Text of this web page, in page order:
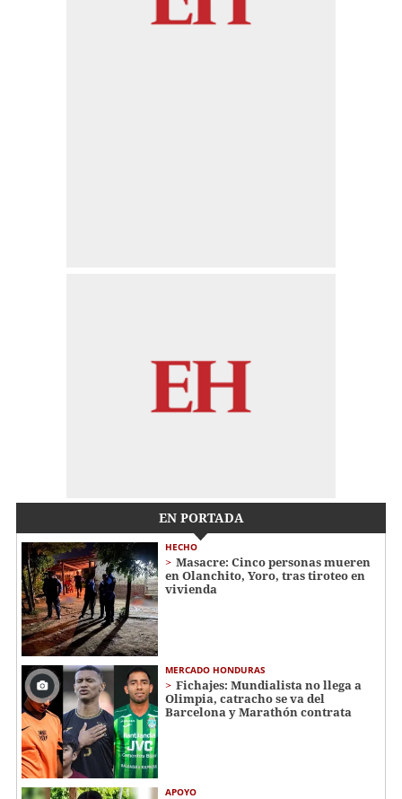
EN PORTADA
HECHO
Masacre: Cinco personas mueren
en Olanchito, Yoro, tras tiroteo en
vivienda
MERCADO HONDURAS
Fichajes: Mundialista no llega a
Olimpia, catracho se va del
Barcelona y Marathón contrata
APOYO